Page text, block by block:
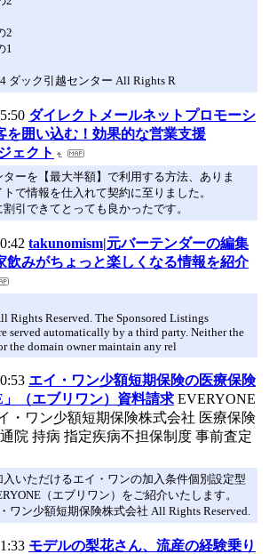
2
1
ダック引越センター All Rights R
ダイレクトメールネットプロモーシ
を囲い込む！効果的な営業支援
ェクト
ターを【最大半額】で利用する方法、ありま
で情報を仕入れて契約に至りました。
引できてとっても良かったです。
takunomism|元バーテンダーの編集
飲みがちょっと楽しくなる情報を紹介
Rights Reserved. The Sponsored Listings
served automatically by a third party. Neither the
the domain owner maintain any rel
エイ・ワン少額短期保険の医療保険
」（エブリワン）資料請求 EVERYONE
・ワン少額短期保険株式会社 医療保険
院 持病 指定疾病不担保制度 事前査定
入いただけるエイ・ワンの加入条件個別設定型
（エブリワン）をご紹介いたします。
ワン少額短期保険株式会社 All Rights Reserved.
モデルの梨花さん、流産の経験乗り